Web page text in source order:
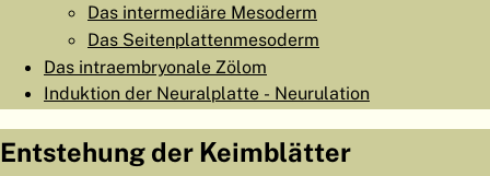
EMBRYO
ORGANO
ATLASEMBRYOLOGY
Das intermediäre Mesoderm
Das Seitenplattenmesoderm
Das intraembryonale Zölom
Induktion der Neuralplatte - Neurulation
Entstehung der Keimblätter